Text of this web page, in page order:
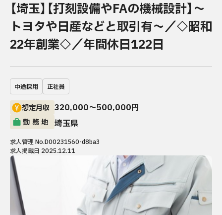
最新の求人情報
お問い合わせ
プライバシーポリシー
【埼玉】【打刻設備やFAの機械設計】～
トヨタや日産などと取引有～／◇昭和
22年創業◇／年間休日122日
中途採用 正社員
想定月収 320,000〜500,000円
勤務地 埼玉県
求人管理 No.D00231560-d8ba3
求人掲載日 2025.12.11